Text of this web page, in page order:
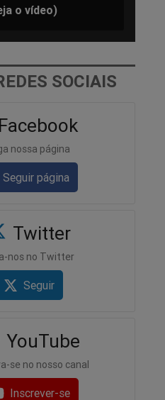
o vídeo)
SOCIAIS
Facebook
nossa página
Seguir página
Twitter
nos no Twitter
Seguir
YouTube
se no nosso canal
Inscrever-se